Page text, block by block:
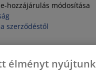
hozzájárulás módosítása
szerződéstől
élményt nyújtunk